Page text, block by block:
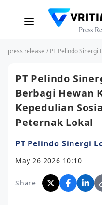
Press
press release
PT Pelindo
Berbagi Hewan
Kepedulian
Peternak Lokal
PT Pelindo Sinergi
May 26 2026 10:10
Share